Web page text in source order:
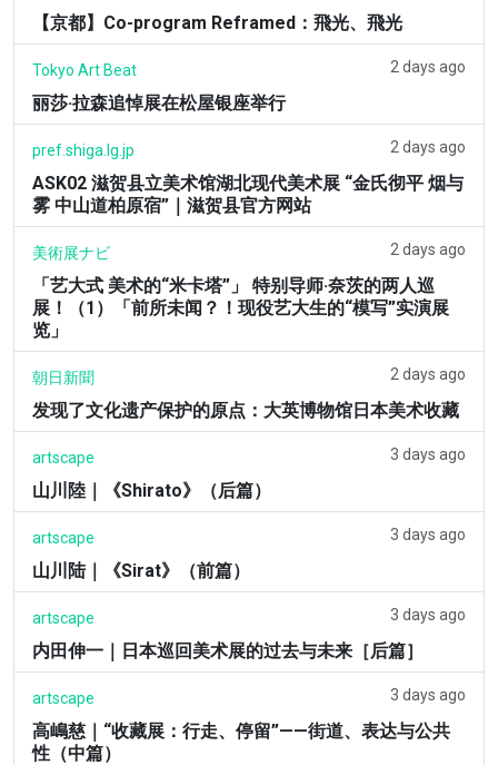
【京都】Co-program Reframed：飛光、飛光
Tokyo Art Beat 2 days ago
丽莎·拉森追悼展在松屋银座举行
pref.shiga.lg.jp 2 days ago
ASK02 滋贺县立美术馆湖北现代美术展 “金氏彻平 烟与
雾 中山道柏原宿”｜滋贺县官方网站
美術展ナビ 2 days ago
「艺大式 美术的“米卡塔”」 特别导师·奈茨的两人巡
展！（1）「前所未闻？！现役艺大生的“模写”实演展
览」
朝日新聞 2 days ago
发现了文化遗产保护的原点：大英博物馆日本美术收藏
artscape 3 days ago
山川陸｜《Shirato》（后篇）
artscape 3 days ago
山川陆｜《Sirat》（前篇）
artscape 3 days ago
内田伸一｜日本巡回美术展的过去与未来［后篇］
artscape 3 days ago
高嶋慈｜“收藏展：行走、停留”——街道、表达与公共
性（中篇）